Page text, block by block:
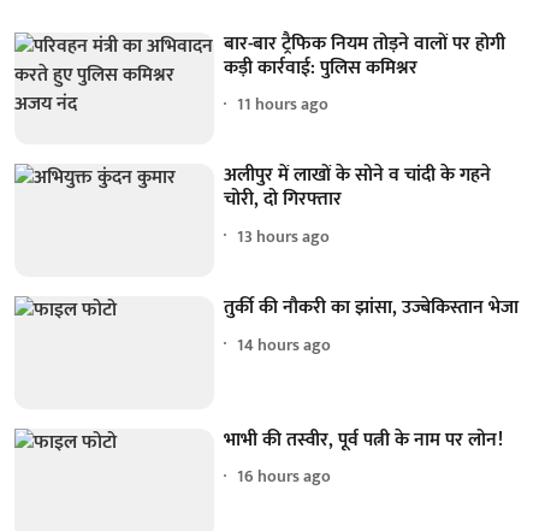
बार-बार ट्रैफिक नियम तोड़ने वालों पर होगी
कड़ी कार्रवाई: पुलिस कमिश्नर
11 hours ago
अलीपुर में लाखों के सोने व चांदी के गहने
चोरी, दो गिरफ्तार
13 hours ago
तुर्की की नौकरी का झांसा, उज्बेकिस्तान भेजा
14 hours ago
भाभी की तस्वीर, पूर्व पत्नी के नाम पर लोन!
16 hours ago